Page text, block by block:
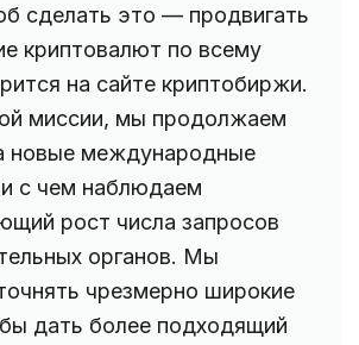
сделать это — продвигать
криптовалют по всему
на сайте криптобиржи.
миссии, мы продолжаем
новые международные
с чем наблюдаем
рост числа запросов
органов. Мы
чрезмерно широкие
дать более подходящий